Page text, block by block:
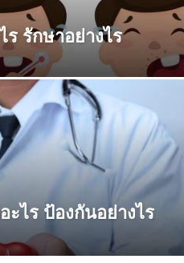
รักษาอย่างไร
ไร ป้องกันอย่างไร